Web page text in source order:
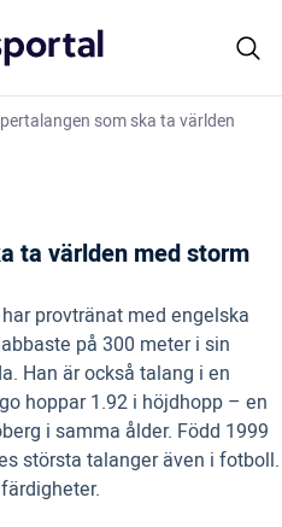
som ska ta världen
ta världen med storm
provtränat med engelska
på 300 meter i sin
Han är också talang i en
hoppar 1.92 i höjdhopp – en
i samma ålder. Född 1999
största talanger även i fotboll.